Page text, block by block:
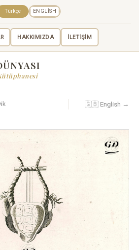
HAKKIMIZDA İLETİŞİM
Türkçe ENGLISH
🇬🇧 English →